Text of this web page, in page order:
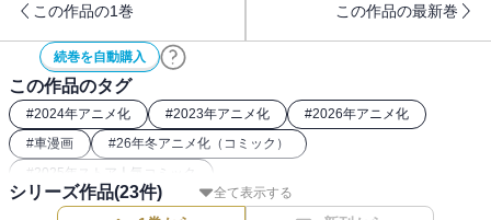
この作品の1巻 この作品の最新巻
続巻を自動購入
この作品のタグ
#2024年アニメ化 #2023年アニメ化 #2026年アニメ化
#車漫画 #26年冬アニメ化（コミック）
#2025年ストア人気コミック
全て表示する
シリーズ作品(23件)